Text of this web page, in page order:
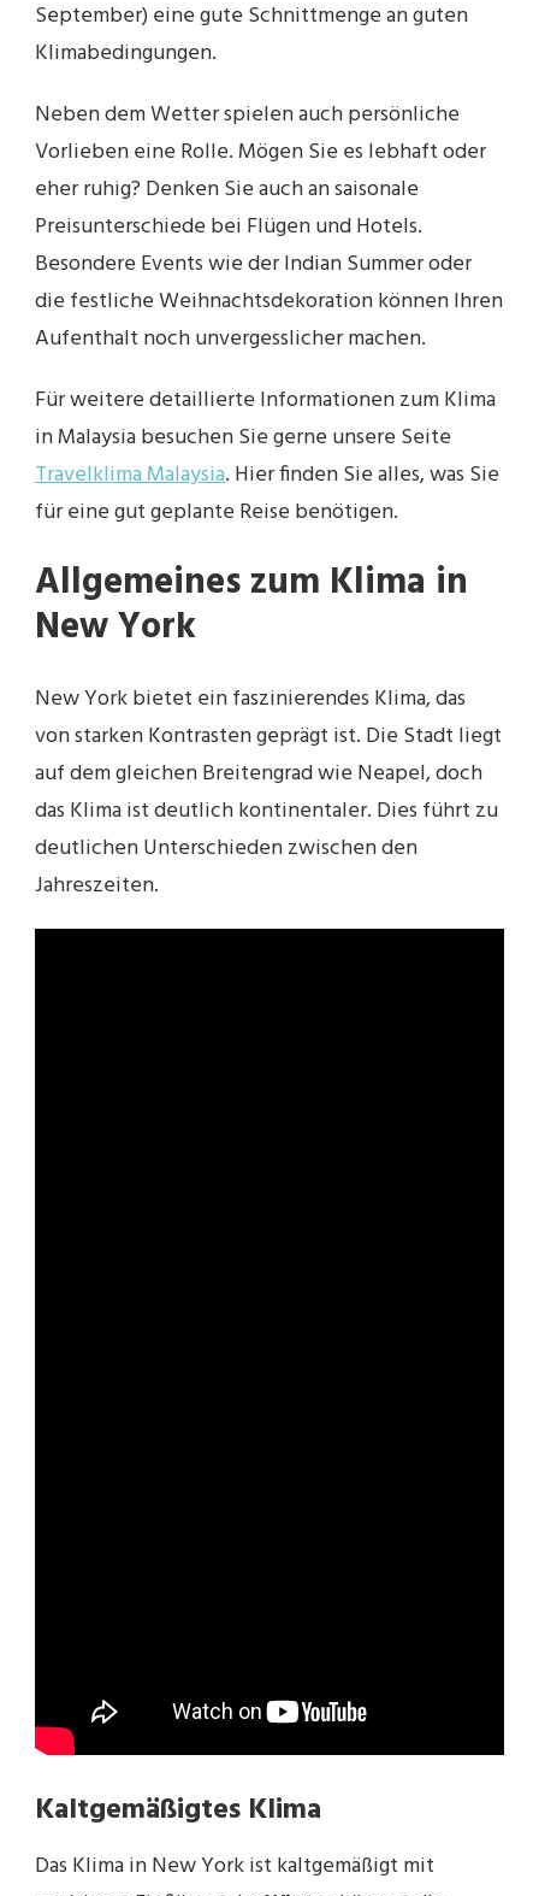
September) eine gute Schnittmenge an guten
Klimabedingungen.
Neben dem Wetter spielen auch persönliche
Vorlieben eine Rolle. Mögen Sie es lebhaft oder
eher ruhig? Denken Sie auch an saisonale
Preisunterschiede bei Flügen und Hotels.
Besondere Events wie der Indian Summer oder
die festliche Weihnachtsdekoration können Ihren
Aufenthalt noch unvergesslicher machen.
Für weitere detaillierte Informationen zum Klima
in Malaysia besuchen Sie gerne unsere Seite
Travelklima Malaysia. Hier finden Sie alles, was Sie
für eine gut geplante Reise benötigen.
Allgemeines zum Klima in
New York
New York bietet ein faszinierendes Klima, das
von starken Kontrasten geprägt ist. Die Stadt liegt
auf dem gleichen Breitengrad wie Neapel, doch
das Klima ist deutlich kontinentaler. Dies führt zu
deutlichen Unterschieden zwischen den
Jahreszeiten.
Kaltgemäßigtes Klima
Das Klima in New York ist kaltgemäßigt mit